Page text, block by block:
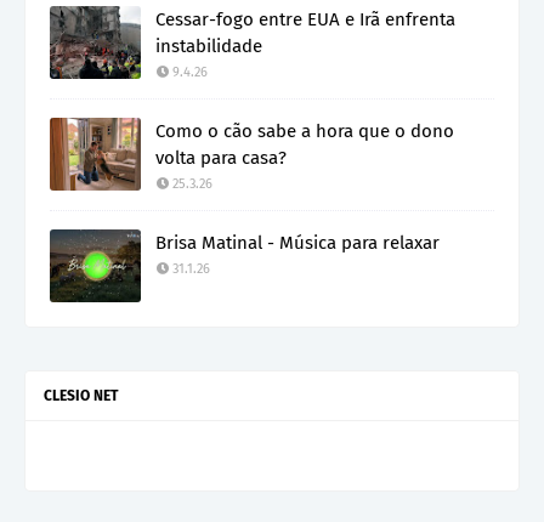
Cessar-fogo entre EUA e Irã enfrenta
instabilidade
9.4.26
Como o cão sabe a hora que o dono
volta para casa?
25.3.26
Brisa Matinal - Música para relaxar
31.1.26
CLESIO NET